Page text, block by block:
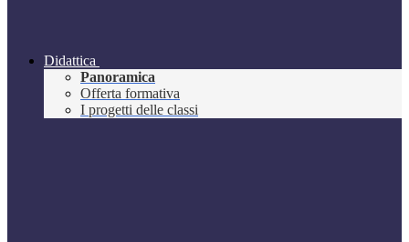
Didattica
Panoramica
Offerta formativa
I progetti delle classi